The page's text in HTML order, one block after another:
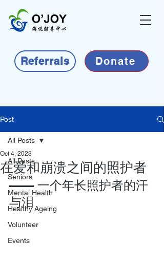
Referrals Donate
Post
All Posts
Seniors
Mental Health
Healthy Ageing
Volunteer
Events
All Posts
在爱和崩溃之间的照护者
Oct 4, 2023
—— 一个年长照护者的汗
与泪